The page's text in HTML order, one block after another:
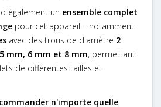
également un ensemble complet
pour cet appareil – notamment
avec des trous de diamètre 2
mm, 6 mm et 8 mm, permettant
de différentes tailles et
commander n'importe quelle